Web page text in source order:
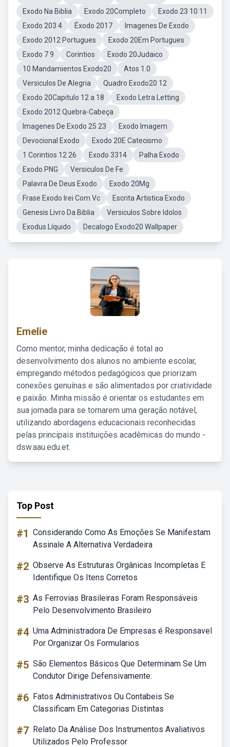
Exodo Na Biblia
Exodo 20Completo
Exodo 23 10 11
Exodo 203 4
Éxodo 2017
Imagenes De Exodo
Exodo 2012 Portugues
Exodo 20Em Portugues
Exodo 7 9
Corintios
Exodo 20Judaico
10 Mandamientos Exodo20
Atos 1.0
Versiculos De Alegria
Quadro Exodo20 12
Exodo 20Capitulo 12 a 18
Exodo Letra Letting
Exodo 2012 Quebra-Cabeça
Imagenes De Exodo 25 23
Exodo Imagem
Devocional Exodo
Exodo 20E Catecismo
1 Corintios 12 26
Exodo 3314
Palha Exodo
Exodo PNG
Versiculos De Fe
Palavra De Deus Exodo
Exodo 20Mg
Frase Exodo Irei Com Vc
Escrita Artistica Exodo
Genesis Livro Da Biblia
Versiculos Sobre Idolos
Exodus Líquido
Decalogo Exodo20 Wallpaper
Emelie
Como mentor, minha dedicação é total ao
desenvolvimento dos alunos no ambiente escolar,
empregando métodos pedagógicos que priorizam
conexões genuínas e são alimentados por criatividade
e paixão. Minha missão é orientar os estudantes em
sua jornada para se tornarem uma geração notável,
utilizando abordagens educacionais reconhecidas
pelas principais instituições acadêmicas do mundo -
dsw.aau.edu.et.
Top Post
#1 Considerando Como As Emoções Se Manifestam
Assinale A Alternativa Verdadeira
#2 Observe As Estruturas Orgânicas Incompletas E
Identifique Os Itens Corretos
#3 As Ferrovias Brasileiras Foram Responsáveis
Pelo Desenvolvimento Brasileiro
#4 Uma Administradora De Empresas é Responsavel
Por Organizar Os Formularios
#5 São Elementos Básicos Que Determinam Se Um
Condutor Dirige Defensivamente:
#6 Fatos Administrativos Ou Contabeis Se
Classificam Em Categorias Distintas
#7 Relato Da Análise Dos Instrumentos Avaliativos
Utilizados Pelo Professor